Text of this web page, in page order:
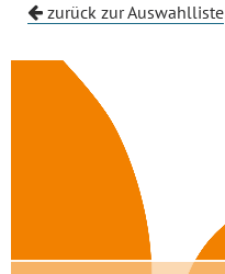
zurück zur Auswahlliste